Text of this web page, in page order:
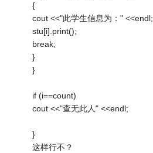
{
cout <<"此学生信息为：" <<endl;
stu[i].print();
break;
}
}
if (i==count)
cout <<"查无此人" <<endl;
}
这样行不？